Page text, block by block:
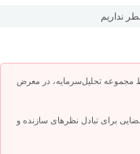
نداریم
مجموعه تحلیل‌سرمایه، در معرض
برای تبادل نظرهای سازنده و